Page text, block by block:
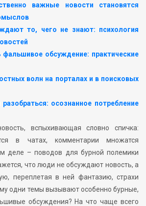
важные новости становятся
то, чего не знают: психология
фальшивое обсуждение: практические
волн на порталах и в поисковых
разобраться: осознанное потребление
вспыхивающая словно спичка:
в чатах, комментарии множатся
деле – поводов для бурной полемики
что люди не обсуждают новость, а
переплетая в ней фантазию, страхи
одни темы вызывают особенно бурные,
обсуждения? На что чаще всего